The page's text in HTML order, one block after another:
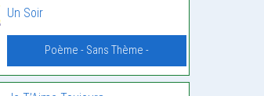
Un Soir
Poème - Sans Thème -